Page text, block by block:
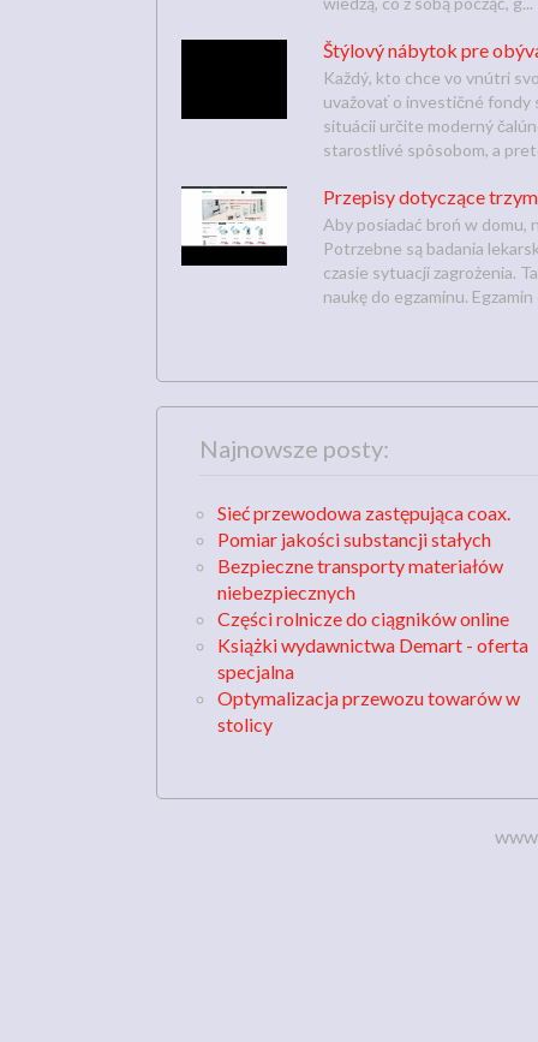
Štýlový nábytok pre
Každý, kto chce vo vnútri
uvažovať o investičné fondy
situácii určite moderný
starostlivé spôsobom, a
Przepisy dotyczące
Aby posiadać broń w domu,
Potrzebne są badania
czasie sytuacji zagrożenia.
naukę do egzaminu.
Najnowsze posty:
Sieć przewodowa zastępująca coax.
Pomiar jakości substancji stałych
Bezpieczne transporty materiałów
niebezpiecznych
Części rolnicze do ciągników online
Książki wydawnictwa Demart - oferta
specjalna
Optymalizacja przewozu towarów w
stolicy